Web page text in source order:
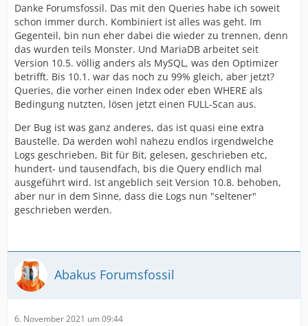
Danke Forumsfossil. Das mit den Queries habe ich soweit
schon immer durch. Kombiniert ist alles was geht. Im
Gegenteil, bin nun eher dabei die wieder zu trennen, denn
das wurden teils Monster. Und MariaDB arbeitet seit
Version 10.5. völlig anders als MySQL, was den Optimizer
betrifft. Bis 10.1. war das noch zu 99% gleich, aber jetzt?
Queries, die vorher einen Index oder eben WHERE als
Bedingung nutzten, lösen jetzt einen FULL-Scan aus.
Der Bug ist was ganz anderes, das ist quasi eine extra
Baustelle. Da werden wohl nahezu endlos irgendwelche
Logs geschrieben, Bit für Bit, gelesen, geschrieben etc,
hundert- und tausendfach, bis die Query endlich mal
ausgeführt wird. Ist angeblich seit Version 10.8. behoben,
aber nur in dem Sinne, dass die Logs nun "seltener"
geschrieben werden.
Abakus Forumsfossil
6. November 2021 um 09:44